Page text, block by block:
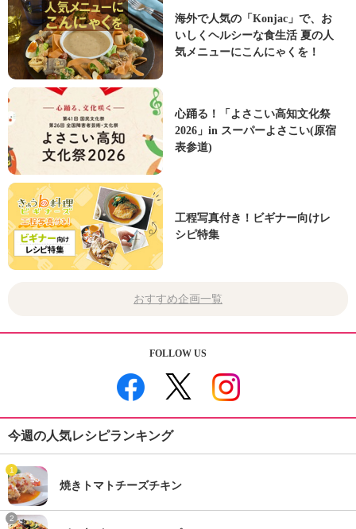
海外で人気の「Konjac」で、お
いしくヘルシーな食生活 夏の人
気メニューにこんにゃくを！
心踊る！「よさこい高知文化祭
2026」in スーパーよさこい(原宿
表参道)
工程写真付き！ビギナー向けレ
シピ特集
おすすめ企画一覧
FOLLOW US
今週の人気レシピランキング
1
焼きトマトチーズチキン
2